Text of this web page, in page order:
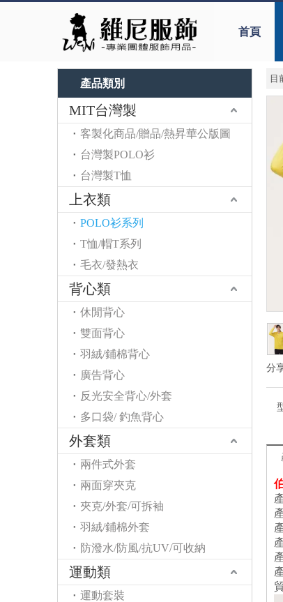
首頁
產品類別
MIT台灣製
客製化商品/贈品/熱昇華公版圖
台灣製POLO衫
台灣製T恤
上衣類
POLO衫系列
T恤/帽T系列
毛衣/發熱衣
背心類
休閒背心
雙面背心
羽絨/鋪棉背心
廣告背心
反光安全背心/外套
多口袋/ 釣魚背心
外套類
兩件式外套
兩面穿夾克
夾克/外套/可拆袖
羽絨/鋪棉外套
防潑水/防風/抗UV/可收納
運動類
運動套裝
目
分